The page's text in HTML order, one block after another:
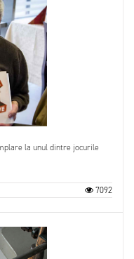
la unul dintre jocurile
7092